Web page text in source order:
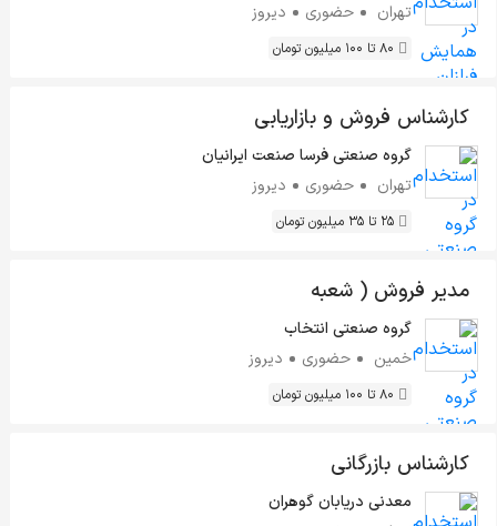
تهران
حضوری دیروز
80 تا 100 میلیون تومان
کارشناس فروش و بازاریابی
گروه صنعتی فرسا صنعت ایرانیان
تهران
حضوری دیروز
25 تا 35 میلیون تومان
مدیر فروش ( شعبه
خمین) گروه صنعتی انتخاب
خمین
حضوری دیروز
80 تا 100 میلیون تومان
کارشناس بازرگانی
معدنی دریابان گوهران